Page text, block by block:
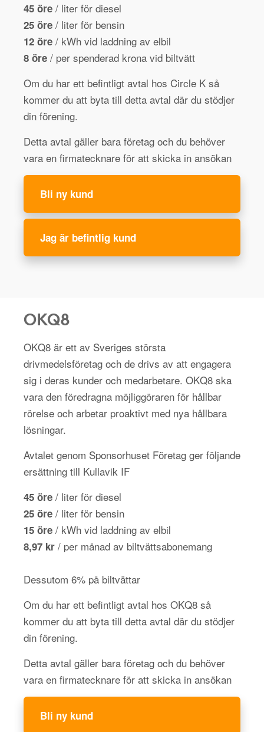
45 öre / liter för diesel
25 öre / liter för bensin
12 öre / kWh vid laddning av elbil
8 öre / per spenderad krona vid biltvätt
Om du har ett befintligt avtal hos Circle K så
kommer du att byta till detta avtal där du stödjer
din förening.
Detta avtal gäller bara företag och du behöver
vara en firmatecknare för att skicka in ansökan
Bli ny kund
Jag är befintlig kund
OKQ8
OKQ8 är ett av Sveriges största
drivmedelsföretag och de drivs av att engagera
sig i deras kunder och medarbetare. OKQ8 ska
vara den föredragna möjliggöraren för hållbar
rörelse och arbetar proaktivt med nya hållbara
lösningar.
Avtalet genom Sponsorhuset Företag ger följande
ersättning till Kullavik IF
45 öre / liter för diesel
25 öre / liter för bensin
15 öre / kWh vid laddning av elbil
8,97 kr / per månad av biltvättsabonemang
Dessutom 6% på biltvättar
Om du har ett befintligt avtal hos OKQ8 så
kommer du att byta till detta avtal där du stödjer
din förening.
Detta avtal gäller bara företag och du behöver
vara en firmatecknare för att skicka in ansökan
Bli ny kund